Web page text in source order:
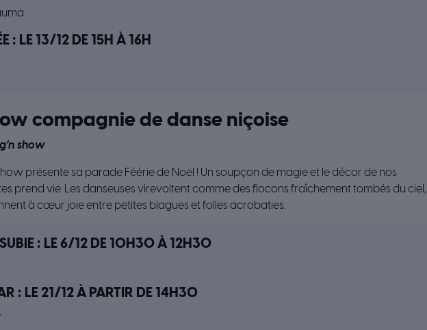
: LE 13/12 DE 15H À 16H
compagnie de danse niçoise
show
présente sa parade Féérie de Noël ! Un soupçon de magie et le décor de nos
prend vie. Les danseuses virevoltent comme des flocons fraîchement tombés du ciel,
à cœur joie entre petites blagues et folles acrobaties.
: LE 6/12 DE 10H30 À 12H30
: LE 21/12 À PARTIR DE 14H30